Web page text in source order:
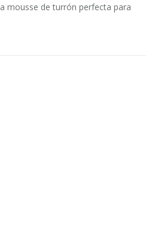
mousse de turrón perfecta para